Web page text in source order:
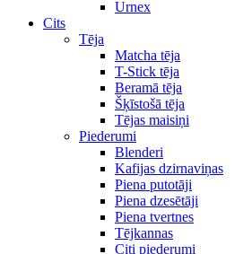
Urnex
Cits
Tēja
Matcha tēja
T-Stick tēja
Beramā tēja
Šķīstošā tēja
Tējas maisiņi
Piederumi
Blenderi
Kafijas dzirnaviņas
Piena putotāji
Piena dzesētāji
Piena tvertnes
Tējkannas
Citi piederumi